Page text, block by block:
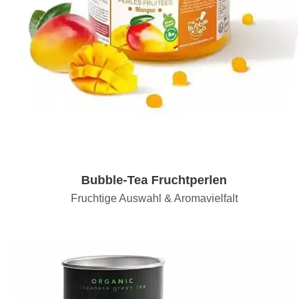
Bubble-Tea Fruchtperlen
Fruchtige Auswahl & Aromavielfalt